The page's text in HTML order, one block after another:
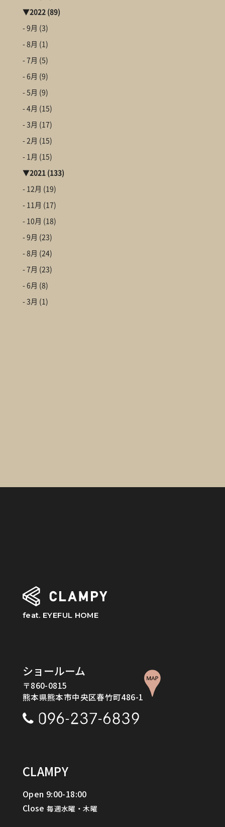
Go to CLAMPY
▼2022 (89)
- 9月 (3)
- 8月 (1)
- 7月 (5)
- 6月 (9)
- 5月 (9)
- 4月 (15)
- 3月 (17)
- 2月 (15)
- 1月 (15)
▼2021 (133)
- 12月 (19)
- 11月 (17)
- 10月 (18)
- 9月 (23)
- 8月 (24)
- 7月 (23)
- 6月 (8)
- 3月 (1)
feat. EYEFUL HOME
ショールーム
〒860-0815
熊本県熊本市中央区春竹町486-1
CLAMPY
Open 9:00-18:00
Close毎週水曜・木曜